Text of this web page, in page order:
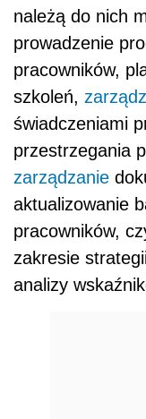
należą do nich
prowadzenie
pracowników,
szkoleń,
świadczeniami
przestrzegania
zarządzanie
aktualizowanie
pracowników,
zakresie
analizy